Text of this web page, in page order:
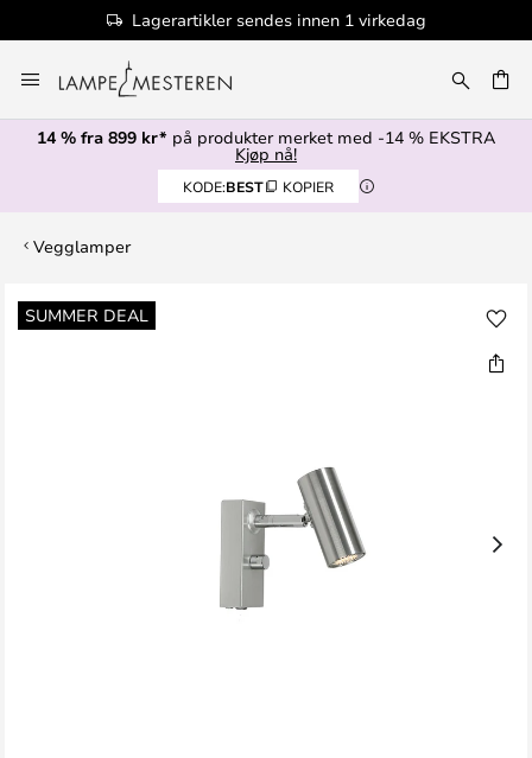
Lagerartikler sendes innen 1 virkedag
til
innhold
14 % fra 899 kr* på produkter merket med -14 % EKSTRA
Kjøp nå!
KODE:BEST KOPIER
Vegglamper
SUMMER DEAL
Gå
til